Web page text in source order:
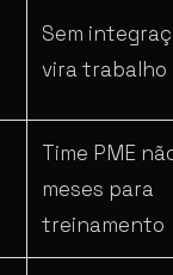
Sem
vira trabalho
Time PME
meses para
treinamento